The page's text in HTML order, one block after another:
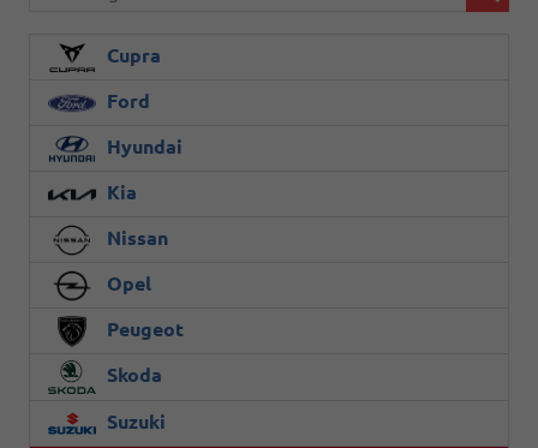
Cupra
Ford
Hyundai
Kia
Nissan
Opel
Peugeot
Skoda
Suzuki